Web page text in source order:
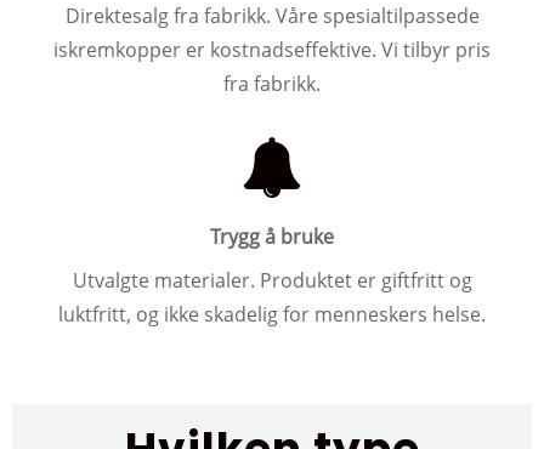
Direktesalg fra fabrikk. Våre spesialtilpassede
iskremkopper er kostnadseffektive. Vi tilbyr pris
fra fabrikk.
Trygg å bruke
Utvalgte materialer. Produktet er giftfritt og
luktfritt, og ikke skadelig for menneskers helse.